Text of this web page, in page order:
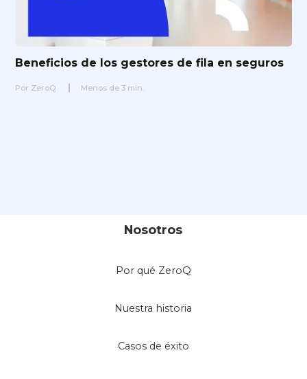
Beneficios de los gestores de fila en seguros
Por ZeroQ Menos de 3 min.
Nosotros
Por qué ZeroQ
Nuestra historia
Casos de éxito